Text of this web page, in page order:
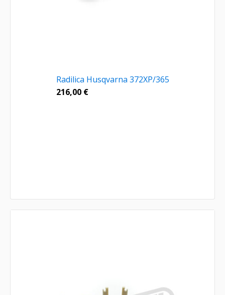
Radilica Husqvarna 372XP/365
216,00 €